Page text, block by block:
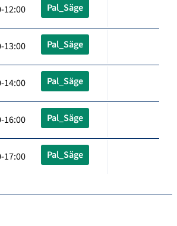
12:00 Pal_Säge
13:00 Pal_Säge
14:00 Pal_Säge
16:00 Pal_Säge
17:00 Pal_Säge